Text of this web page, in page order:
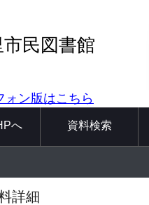
民図書館
ォン版はこちら
へ 資料検索
詳細